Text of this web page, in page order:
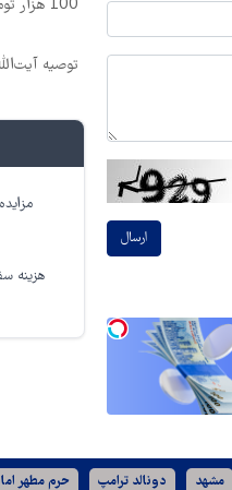
ارسال
100 هزار تومن پاداش بگیر | ثبت نام کن
توصیه
هزینه
مشهد دونالد ترامپ حرم مطهر